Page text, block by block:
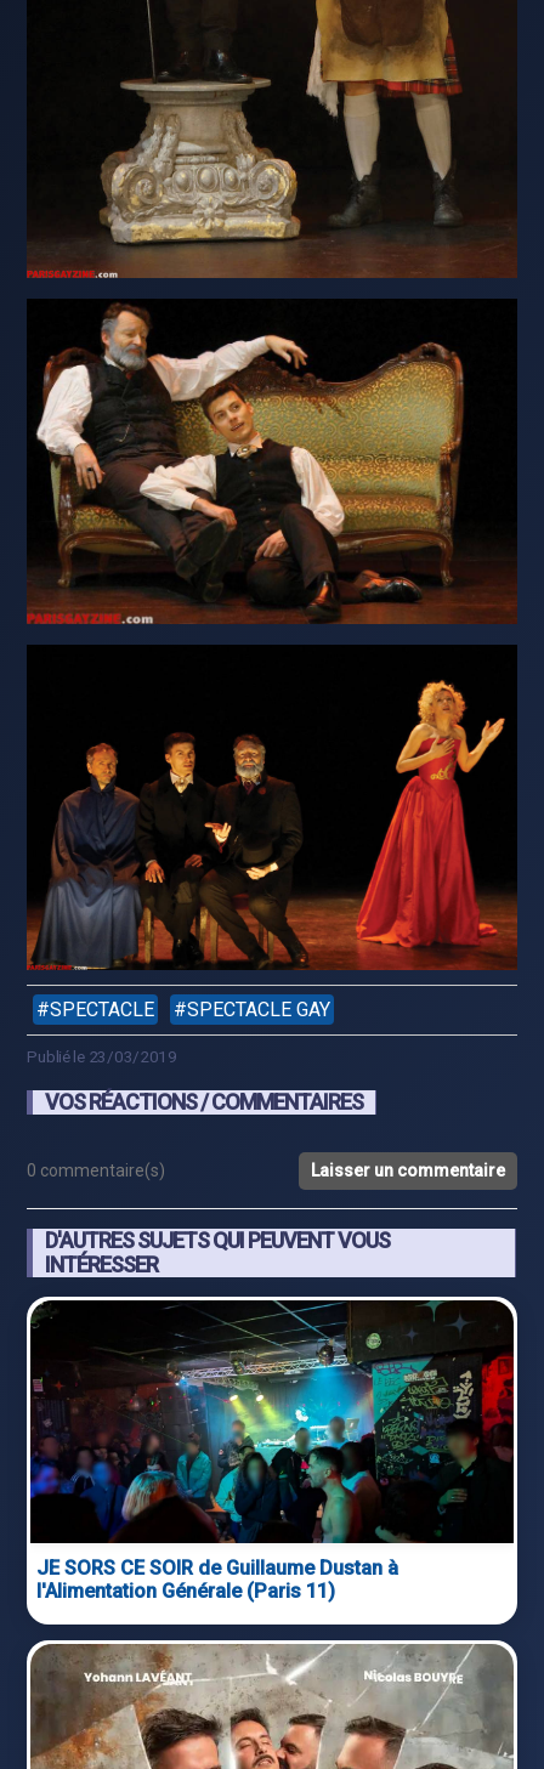
SPECTACLE SPECTACLE GAY
Publié le 23/03/2019
VOS RÉACTIONS / COMMENTAIRES
0 commentaire(s) Laisser un commentaire
D'AUTRES SUJETS QUI PEUVENT VOUS
INTÉRESSER
JE SORS CE SOIR de Guillaume Dustan à
l'Alimentation Générale (Paris 11)